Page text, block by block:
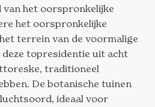
van het oorspronkelijke
het oorspronkelijke
terrein van de voormalige
topresidentie uit acht
traditioneel
De botanische tuinen
ideaal voor